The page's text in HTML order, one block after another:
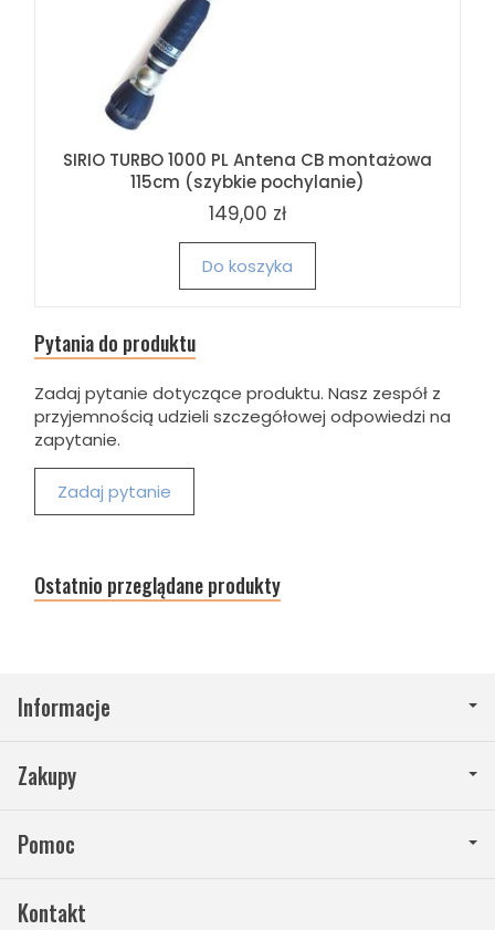
SIRIO TURBO 1000 PL Antena CB montażowa
115cm (szybkie pochylanie)
149,00 zł
Do koszyka
Pytania do produktu
Zadaj pytanie dotyczące produktu. Nasz zespół z
przyjemnością udzieli szczegółowej odpowiedzi na
zapytanie.
Zadaj pytanie
Ostatnio przeglądane produkty
Informacje
Zakupy
Pomoc
Kontakt